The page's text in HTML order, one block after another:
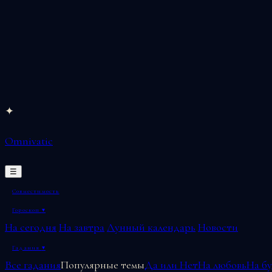
Перейти
содержимому
✦
Omnivatic
☰
Совместимость
Гороскоп ▾
На сегодня На завтраЛунный календарь Новости
Гадания ▾
Все гаданияПопулярные темыДа или НетНа любовьНа